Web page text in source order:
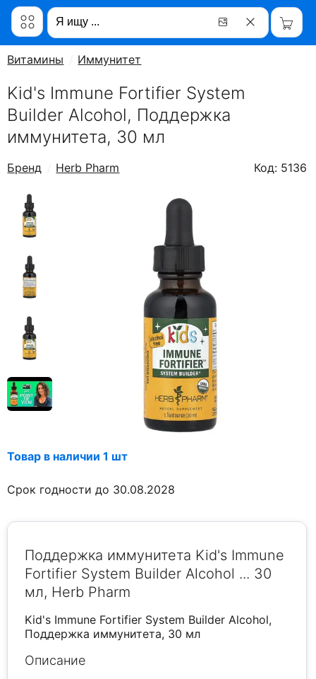
Витамины Иммунитет
Kid's Immune Fortifier System
Builder Alcohol, Поддержка
иммунитета, 30 мл
Бренд Herb Pharm Код: 5136
Товар в наличии 1 шт
Срок годности до 30.08.2028
Поддержка иммунитета Kid's Immune
Fortifier System Builder Alcohol ... 30
мл, Herb Pharm
Kid's Immune Fortifier System Builder Alcohol,
Поддержка иммунитета, 30 мл
Описание